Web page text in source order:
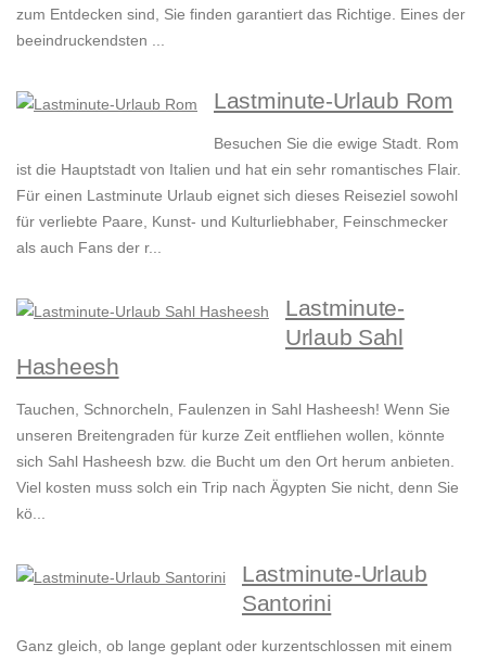
zum Entdecken sind, Sie finden garantiert das Richtige. Eines der
beeindruckendsten ...
Lastminute-Urlaub Rom
Besuchen Sie die ewige Stadt. Rom
ist die Hauptstadt von Italien und hat ein sehr romantisches Flair.
Für einen Lastminute Urlaub eignet sich dieses Reiseziel sowohl
für verliebte Paare, Kunst- und Kulturliebhaber, Feinschmecker
als auch Fans der r...
Lastminute-
Urlaub Sahl
Hasheesh
Tauchen, Schnorcheln, Faulenzen in Sahl Hasheesh! Wenn Sie
unseren Breitengraden für kurze Zeit entfliehen wollen, könnte
sich Sahl Hasheesh bzw. die Bucht um den Ort herum anbieten.
Viel kosten muss solch ein Trip nach Ägypten Sie nicht, denn Sie
kö...
Lastminute-Urlaub
Santorini
Ganz gleich, ob lange geplant oder kurzentschlossen mit einem